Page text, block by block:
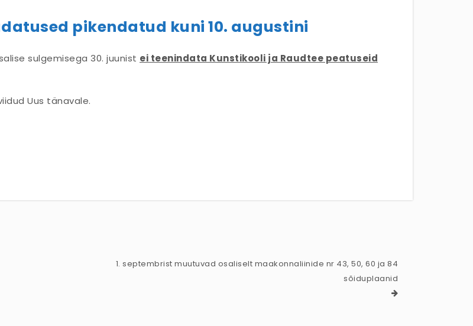
pikendatud kuni 10. augustini
sulgemisega 30. juunist ei teenindata Kunstikooli ja Raudtee peatuseid
Uus tänavale.
1. septembrist muutuvad osaliselt maakonnaliinide nr 43, 50, 60 ja 84
sõiduplaanid